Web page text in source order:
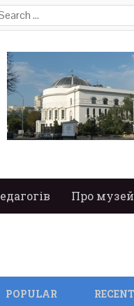
Про музей
POPULAR RECENT